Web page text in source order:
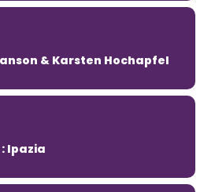
& Karsten Hochapfel
Ipazia